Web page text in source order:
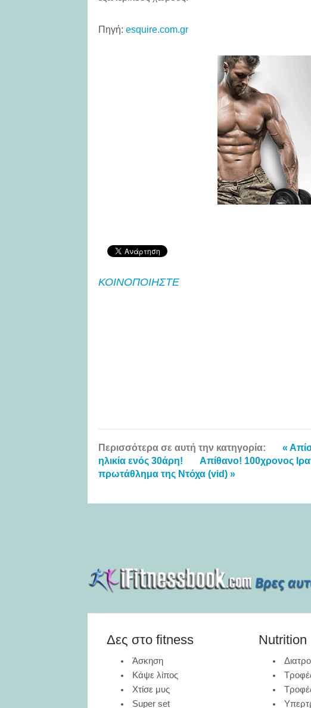
Πηγή: esquire.com.gr
ΚΟΙΝΟΠΟΙΗΣΤΕ
Περισσότερα σε αυτή την κατηγορία:
«
ηλικία ενός 30άρη!
Απίθανο! 100χρονος
πρωτάθλημα της Ντόχα (vid) »
Δες στο fitness
Άσκηση
Κάψε λίπος
Χτίσε μυς
Super set
Nutrition